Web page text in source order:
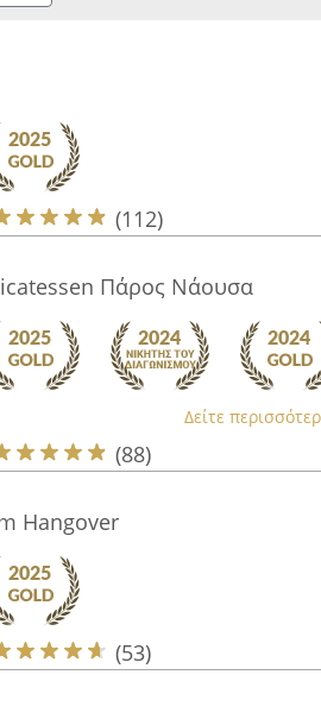
(112)
Πάρος Νάουσα
Δείτε
(88)
Hangover
(53)